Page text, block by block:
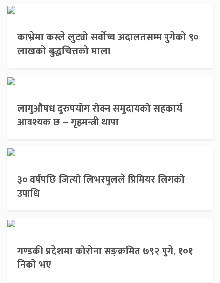
काभ्रेमा कस्ले लुट्यो सर्वोच्च अदालतसम्म पुगेको ९०
लाखको बुद्धचित्तको माला
लागुऔषध दुरुपयोग रोक्न समुदायको सहकार्य
आवश्यक छ – गृहमन्त्री थापा
३० वर्षपछि जित्यो लिभरपुलले प्रिमियर लिगको
उपाधि
गण्डकी प्रदेशमा कोरोना सङ्क्रमित ७९२ पुगे, १०१
निको भए